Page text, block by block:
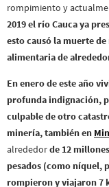
rompimiento y
2019 el río Cauca ya
esto causó la muerte
alimentaria de
En enero de este año
profunda indignación,
culpable de otro
minería, también en
alrededorde 12
pesados (como níquel,
rompieron y viajaron 7